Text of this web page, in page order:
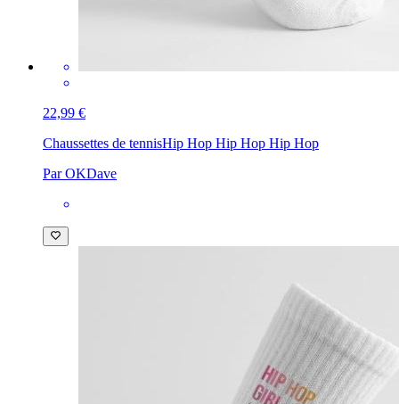
22,99 €
Chaussettes de tennisHip Hop Hip Hop Hip Hop
Par OKDave